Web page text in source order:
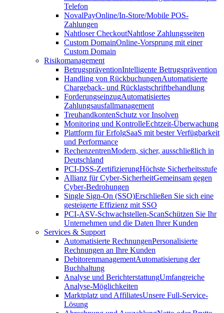
Telefon
NovalPayOnline/In-Store/Mobile POS-
Zahlungen
Nahtloser CheckoutNahtlose Zahlungsseiten
Custom DomainOnline-Vorsprung mit einer
Custom Domain
Risikomanagement
BetrugspräventionIntelligente Betrugsprävention
Handling von RückbuchungenAutomatisierte
Chargeback- und Rücklastschriftbehandlung
ForderungseinzugAutomatisiertes
Zahlungsausfallmanagement
TreuhandkontenSchutz vor Insolven
Monitoring und KontrolleEchtzeit-Überwachung
Plattform für ErfolgSaaS mit bester Verfügbarkeit
und Performance
RechenzentrenModern, sicher, ausschließlich in
Deutschland
PCI-DSS-ZertifizierungHöchste Sicherheitsstufe
Allianz für Cyber-SicherheitGemeinsam gegen
Cyber-Bedrohungen
Single Sign-On (SSO)Erschließen Sie sich eine
gesteigerte Effizienz mit SSO
PCI-ASV-Schwachstellen-ScanSchützen Sie Ihr
Unternehmen und die Daten Ihrer Kunden
Services & Support
Automatisierte RechnungenPersonalisierte
Rechnungen an Ihre Kunden
DebitorenmanagementAutomatisierung der
Buchhaltung
Analyse und BerichterstattungUmfangreiche
Analyse-Möglichkeiten
Marktplatz und AffiliatesUnsere Full-Service-
Lösung